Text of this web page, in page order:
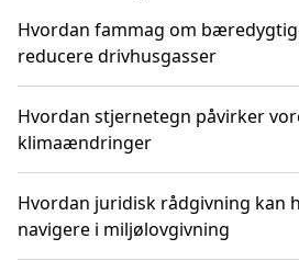
Hvordan fammag om
reducere drivhusgasser
Hvordan stjernetegn påvirker
klimaændringer
Hvordan juridisk rådgivning kan
navigere i miljølovgivning